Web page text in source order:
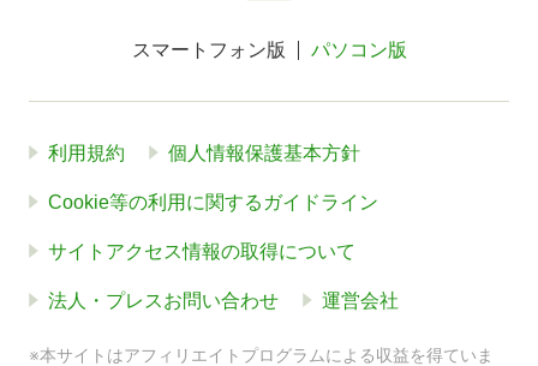
スマートフォン版 パソコン版
利用規約 個人情報保護基本方針
Cookie等の利用に関するガイドライン
サイトアクセス情報の取得について
法人・プレスお問い合わせ 運営会社
※本サイトはアフィリエイトプログラムによる収益を得ていま